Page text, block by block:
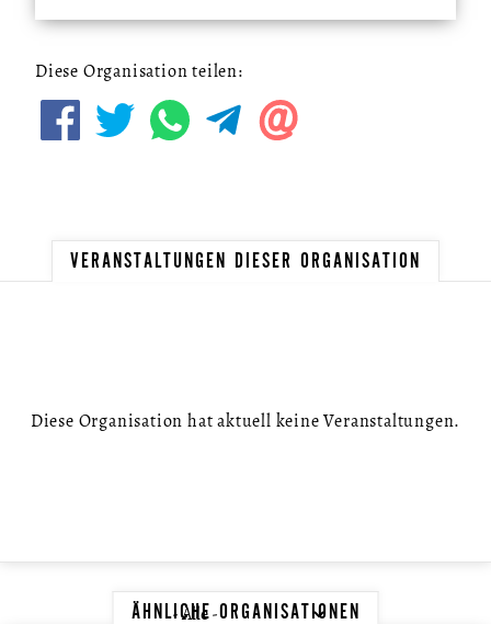
Diese Organisation teilen:
VERANSTALTUNGEN DIESER ORGANISATION
Diese Organisation hat aktuell keine Veranstaltungen.
ÄHNLICHE ORGANISATIONEN